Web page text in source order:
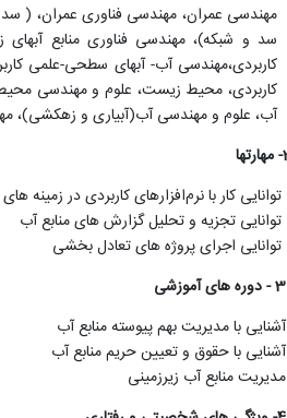
مهندسی عمران، مهندسی فناوری عمران، (
سد و شبکه)، مهندسی فناوری منابع
کاربردی،مهندسی آب- آبهای سطحی-علمی
کاربردی، محیط زیست، علوم و مهندسی
آب، علوم و مهندسی آب(آبیاری و زهکشی)،
توانایی کار با نرم‌افزارهای کاربردی در زمینه
توانایی تجزیه و تحلیل گزارش های منابع آب
توانایی اجرای پروژه­ های تعادل بخشی
آشنایی با مدیریت بهم پیوسته منابع آب
آشنایی با حقوق و تعیین حریم منابع آب
مدیریت منابع آب زیرزمینی